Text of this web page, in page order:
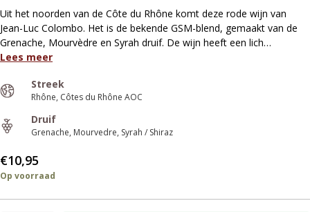
Uit het noorden van de Côte du Rhône komt deze rode wijn van
Jean-Luc Colombo. Het is de bekende GSM-blend, gemaakt van de
Grenache, Mourvèdre en Syrah druif. De wijn heeft een lich…
Lees meer
Streek
Rhône Côtes du Rhône AOC
Druif
Grenache Mourvedre Syrah / Shiraz
€10,95
Op voorraad